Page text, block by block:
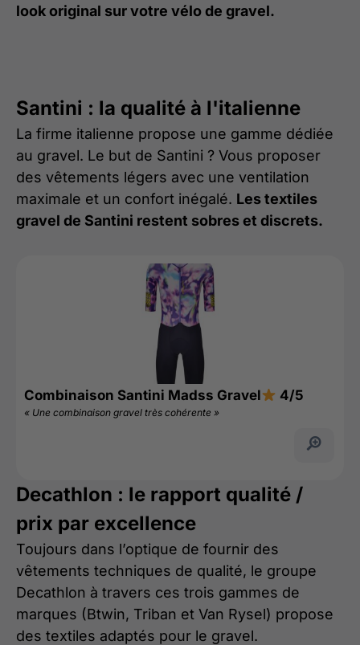
look original sur votre vélo de gravel.
Santini : la qualité à l'italienne
La firme italienne propose une gamme dédiée
au gravel. Le but de Santini ? Vous proposer
des vêtements légers avec une ventilation
maximale et un confort inégalé. Les textiles
gravel de Santini restent sobres et discrets.
Combinaison Santini Madss Gravel 4/5
« Une combinaison gravel très cohérente »
Decathlon : le rapport qualité /
prix par excellence
Toujours dans l’optique de fournir des
vêtements techniques de qualité, le groupe
Decathlon à travers ces trois gammes de
marques (Btwin, Triban et Van Rysel) propose
des textiles adaptés pour le gravel.